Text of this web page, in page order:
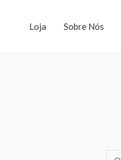
Loja Sobre Nós